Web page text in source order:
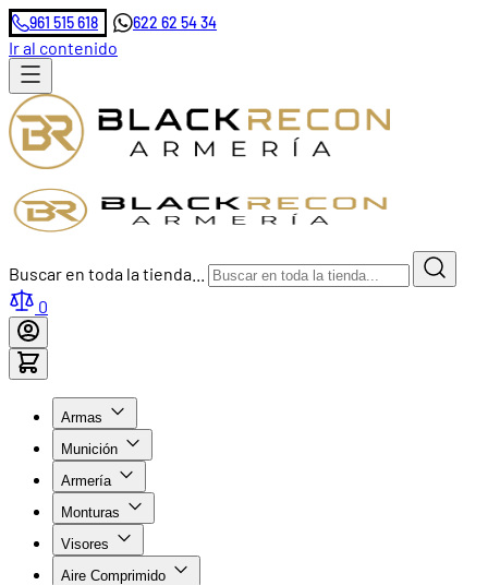
961 515 618 622 62 54 34
Ir al contenido
Buscar en toda la tienda...
0
Armas
Munición
Armería
Monturas
Visores
Aire Comprimido